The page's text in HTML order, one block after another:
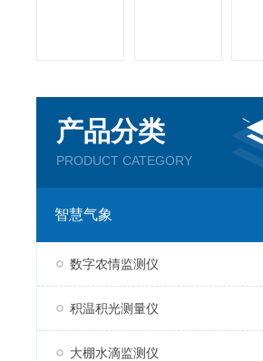
产品分类
PRODUCT CATEGORY
智慧气象
数字农情监测仪
积温积光测量仪
大棚水滴监测仪